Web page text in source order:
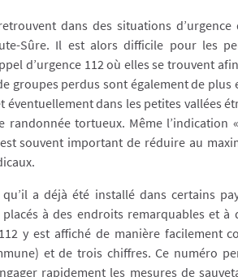
dans des situations
Sûre. Il est alors difficile pour les
d’urgence 112 où elles se trouvent
groupes perdus sont également de plus
éventuellement dans les petites vallées
randonnée tortueux. Même l’indication
souvent important de réduire au
a déjà été installé dans certains
à des endroits remarquables et
y est affiché de manière facilement
et de trois chiffres. Ce numéro
rapidement les mesures de